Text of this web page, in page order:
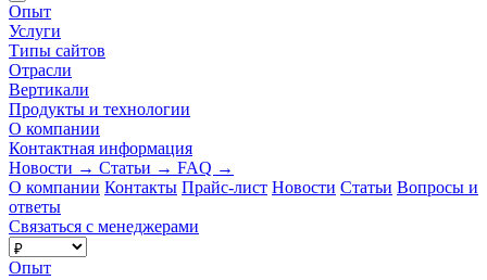
Опыт
Услуги
Типы сайтов
Отрасли
Вертикали
Продукты и технологии
О компании
Контактная информация
Новости → Статьи → FAQ →
О компании Контакты Прайс-лист Новости Статьи Вопросы и
ответы
Связаться с менеджерами
Опыт